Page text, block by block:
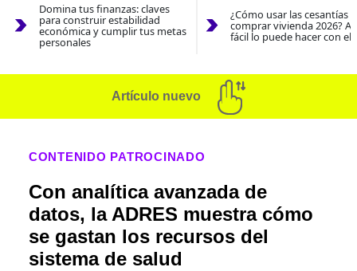
Domina tus finanzas: claves
para construir estabilidad
económica y cumplir tus metas
personales
¿Cómo usar las cesantías
comprar vivienda 2026?
fácil lo puede hacer con el
Artículo nuevo
CONTENIDO PATROCINADO
Con analítica avanzada de
datos, la ADRES muestra cómo
se gastan los recursos del
sistema de salud